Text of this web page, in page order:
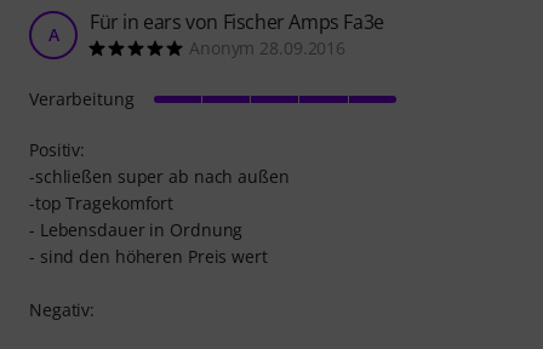
A Für in ears von Fischer Amps Fa3e
Anonym 28.09.2016
Positiv:
-schließen super ab nach außen
-top Tragekomfort
- Lebensdauer in Ordnung
- sind den höheren Preis wert
Negativ:
Verarbeitung